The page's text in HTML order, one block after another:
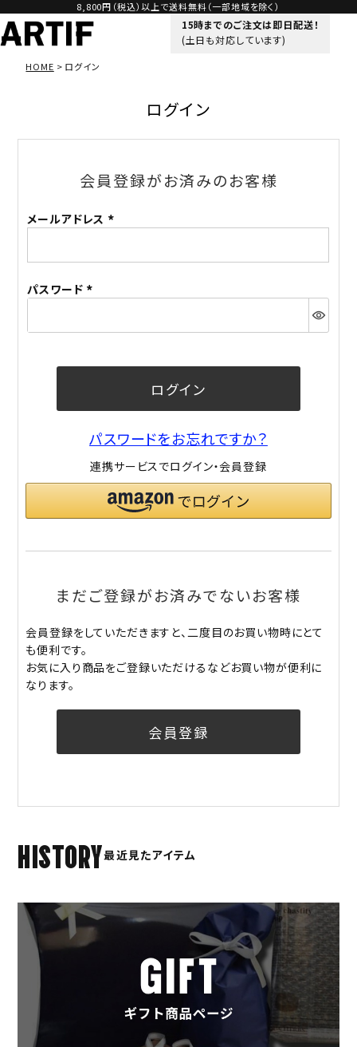
8,800円（税込）以上で送料無料（一部地域を除く）
15時までのご注文は即日配送！
(土日も対応しています)
HOME ログイン
ログイン
会員登録がお済みのお客様
メールアドレス
パスワード
ログイン
パスワードをお忘れですか？
連携サービスでログイン・会員登録
まだご登録がお済みでないお客様
会員登録をしていただきますと、二度目のお買い物時にとて
も便利です。
お気に入り商品をご登録いただけるなどお買い物が便利に
なります。
会員登録
HISTORY最近見たアイテム